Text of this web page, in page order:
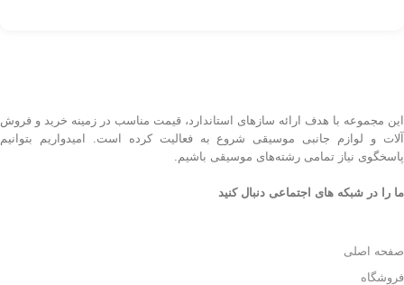
این مجموعه با هدف ارائه سازهای استاندارد، قیمت مناسب در زمینه خرید و فروش
آلات و لوازم جانبی موسیقی شروع به فعالیت کرده است. امیدواریم بتوانیم
پاسخگوی نیاز تمامی رشته‌های موسیقی باشیم.
ما را در شبکه های اجتماعی دنبال کنید
صفحه اصلی
فروشگاه